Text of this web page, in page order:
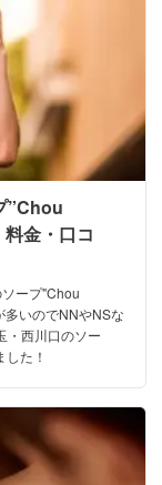
”Chou
金・口コ
ープ"Chou
いのでNNやNSな
・西川口のソー
た！